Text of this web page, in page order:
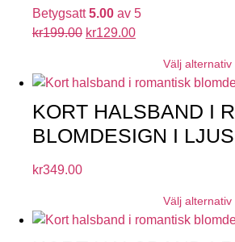
Betygsatt5.00 av 5
kr199.00 kr129.00
Välj alternativ
KORT HALSBAND I
BLOMDESIGN I
kr349.00
Välj alternativ